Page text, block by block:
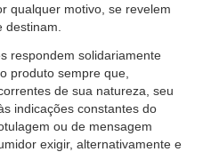
qualquer motivo, se revelem
respondem solidariamente
produto sempre que,
de sua natureza, seu
indicações constantes do
ou de mensagem
exigir, alternativamente e